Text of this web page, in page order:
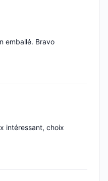
emballé. Bravo
intéressant, choix